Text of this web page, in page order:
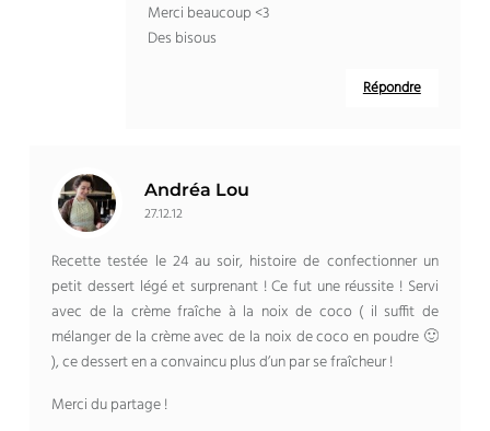
Merci beaucoup <3
Des bisous
Répondre
Andréa Lou
27.12.12
Recette testée le 24 au soir, histoire de confectionner un
petit dessert légé et surprenant ! Ce fut une réussite ! Servi
avec de la crème fraîche à la noix de coco ( il suffit de
mélanger de la crème avec de la noix de coco en poudre 🙂
), ce dessert en a convaincu plus d’un par se fraîcheur !
Merci du partage !